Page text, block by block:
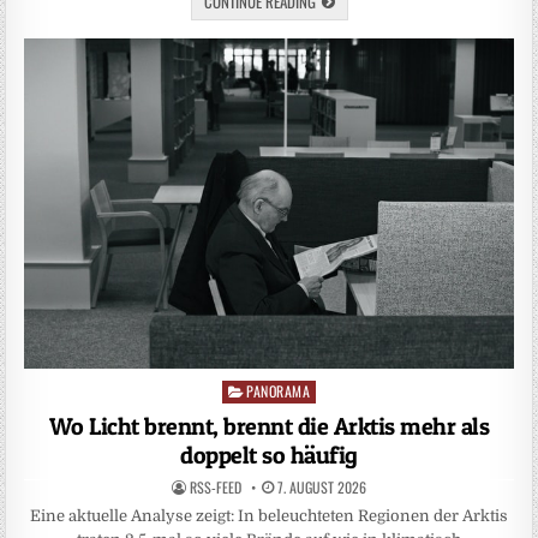
Posted
in
PANORAMA
Wo Licht brennt, brennt die Arktis mehr als
doppelt so häufig
RSS-FEED 7. AUGUST 2026
Eine aktuelle Analyse zeigt: In beleuchteten Regionen der Arktis